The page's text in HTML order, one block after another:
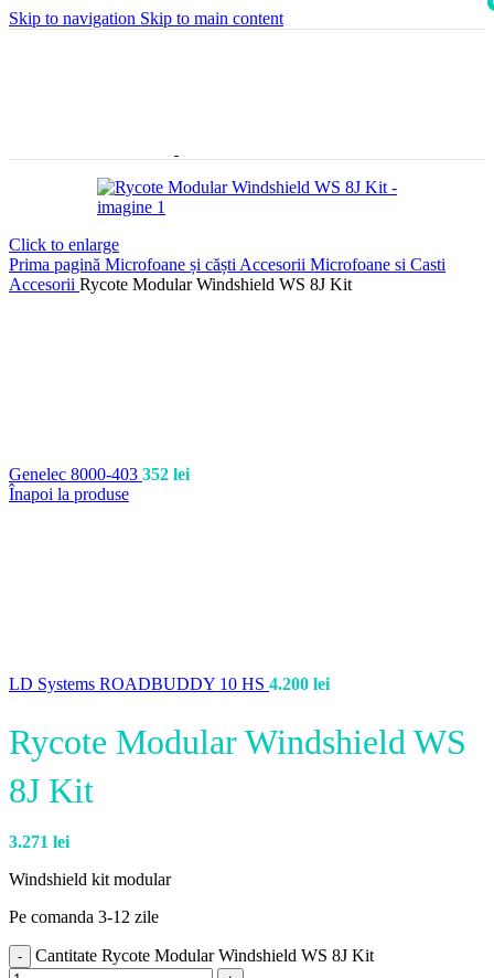
Skip to navigation Skip to main content
Click to enlarge
Prima pagină Microfoane și căști Accesorii Microfoane si Casti
Accesorii Rycote Modular Windshield WS 8J Kit
Genelec 8000-403 352 lei
Înapoi la produse
LD Systems ROADBUDDY 10 HS 4.200 lei
Rycote Modular Windshield WS
8J Kit
3.271 lei
Windshield kit modular
Pe comanda 3-12 zile
Cantitate Rycote Modular Windshield WS 8J Kit